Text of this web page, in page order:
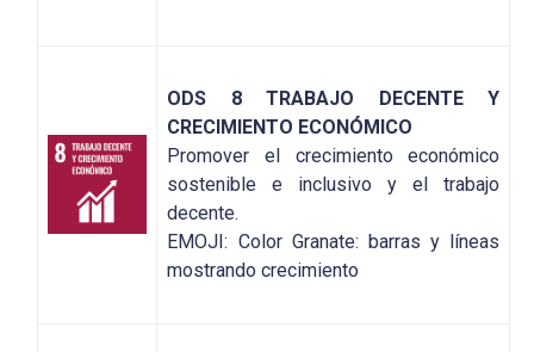
ODS 8 TRABAJO DECENTE Y
CRECIMIENTO ECONÓMICO
Promover el crecimiento económico
sostenible e inclusivo y el trabajo
decente.
EMOJI: Color Granate: barras y líneas
mostrando crecimiento